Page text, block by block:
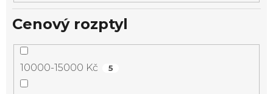
Cenový rozptyl
10000-15000 Kč 5